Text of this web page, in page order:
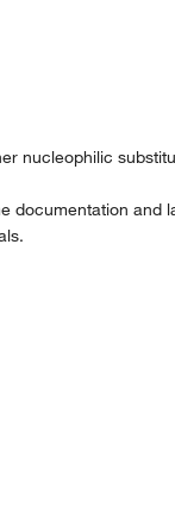
nucleophilic